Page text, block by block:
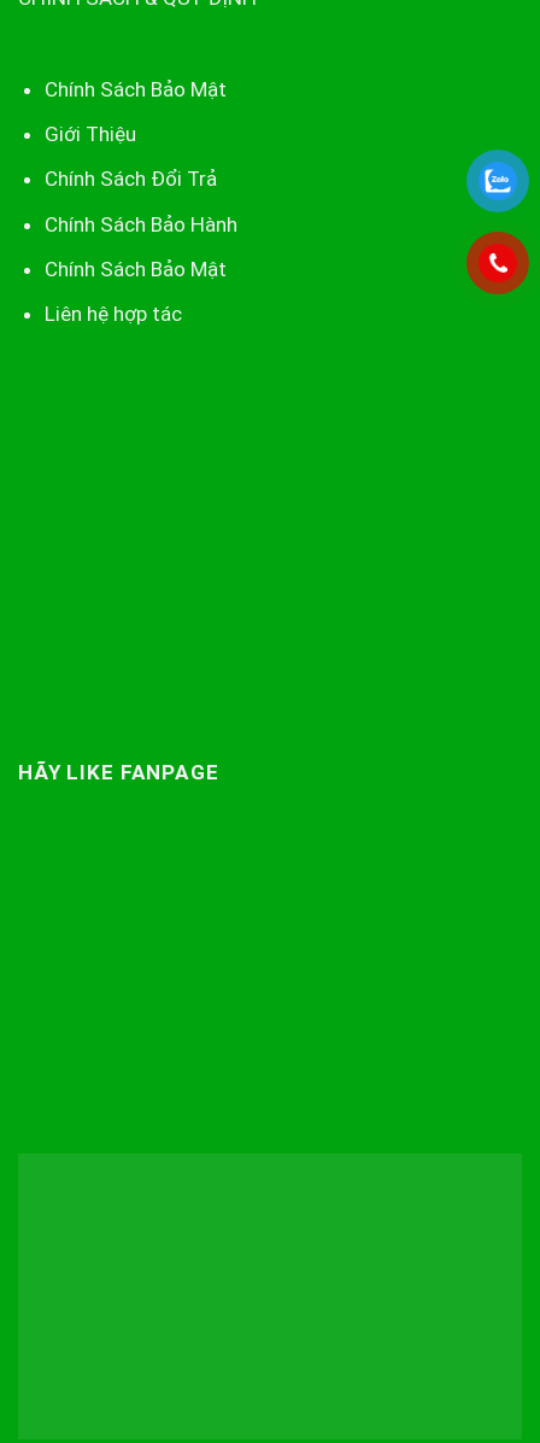
Chính Sách Bảo Mật
Giới Thiệu
Chính Sách Đổi Trả
Chính Sách Bảo Hành
Chính Sách Bảo Mật
Liên hệ hợp tác
HÃY LIKE FANPAGE